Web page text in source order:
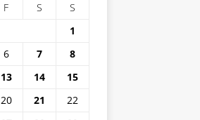
F S
S
1
6 7
8
13 14
15
20 21
22